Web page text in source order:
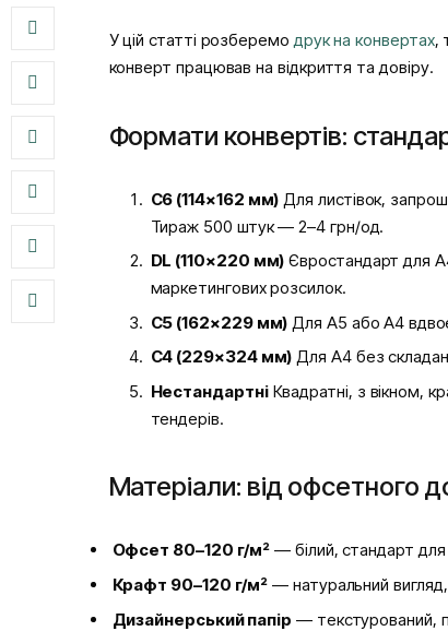
У цій статті розберемодрук на конвертах,
конверт працював на відкриття та довіру.
Формати конвертів:
С6 (114×162 мм) Для листівок,
Тираж 500 штук — 2–4 грн/од.
DL (110×220 мм) Євростандарт для
маркетингових розсилок.
С5 (162×229 мм) Для А5 або А4
С4 (229×324 мм) Для А4 без
НестандартніКвадратні, з вікном,
тендерів.
Матеріали: від офсетного
Офсет 80–120 г/м² — білий, стандарт
Крафт 90–120 г/м² — натуральний
Дизайнерський папір — текстурований,